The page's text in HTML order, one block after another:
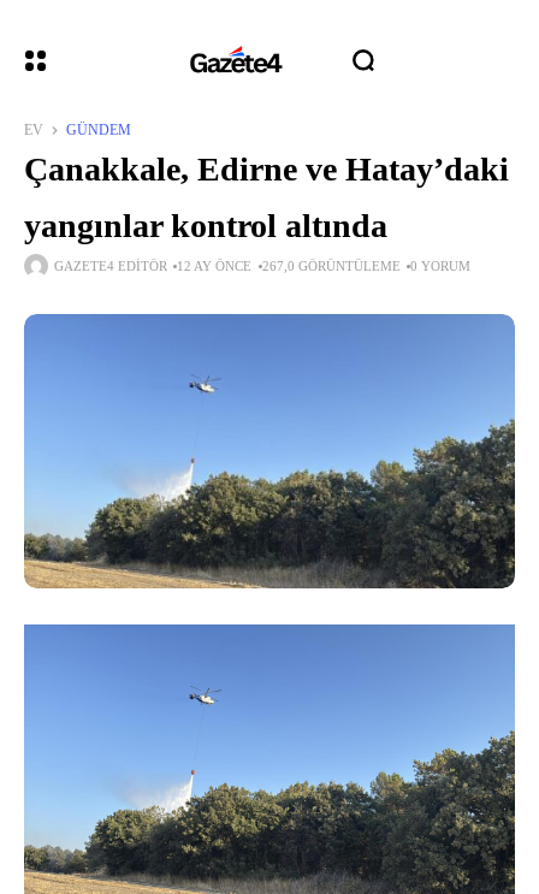
EV GÜNDEM
Çanakkale, Edirne ve Hatay’daki
yangınlar kontrol altında
GAZETE4 EDITÖR 12 AY ÖNCE 267,0 GÖRÜNTÜLEME 0 YORUM